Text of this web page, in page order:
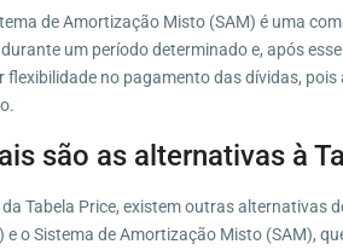
de Amortização Misto (SAM) é uma
um período determinado e, após
flexibilidade no pagamento das dívidas,
são as alternativas à
da Tabela Price, existem outras alternativas
e o Sistema de Amortização Misto (SAM),